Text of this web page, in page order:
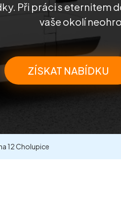
Při práci s eternitem
vaše okolí
ZÍSKAT NABÍDKU
12 Cholupice